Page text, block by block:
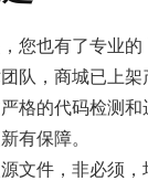
您也有了专业
队，商城已上架
格的代码检测
有保障。
文件，非必须